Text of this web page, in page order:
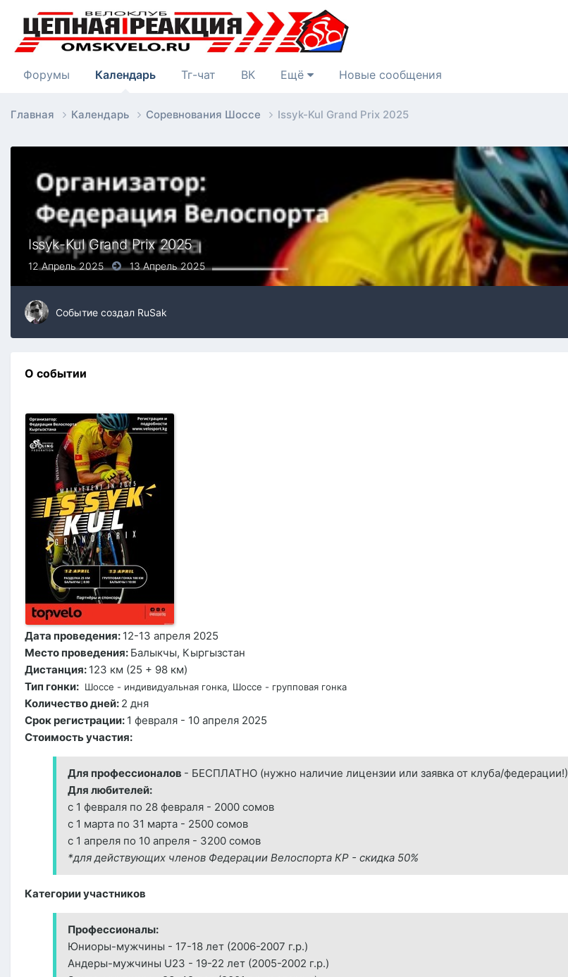
Форумы Календарь Тг-чат ВК Ещё Новые сообщения
Главная Календарь Соревнования Шоссе Issyk-Kul Grand Prix 2025
Issyk-Kul Grand Prix 2025
12 Апрель 2025 13 Апрель 2025
Событие создал RuSak
О событии
Дата проведения: 12-13 апреля 2025
Место проведения: Балыкчы, Кыргызстан
Дистанция: 123 км (25 + 98 км)
Тип гонки: Шоссе - индивидуальная гонка, Шоссе - групповая гонка
Количество дней: 2 дня
Срок регистрации: 1 февраля - 10 апреля 2025
Стоимость участия:
Для профессионалов - БЕСПЛАТНО (нужно наличие лицензии или заявка от клуба/федерации!)
Для любителей:
с 1 февраля по 28 февраля - 2000 сомов
с 1 марта по 31 марта - 2500 сомов
с 1 апреля по 10 апреля - 3200 сомов
*для действующих членов Федерации Велоспорта КР - скидка 50%
Категории участников
Профессионалы:
Юниоры-мужчины - 17-18 лет (2006-2007 г.р.)
Андеры-мужчины U23 - 19-22 лет (2005-2002 г.р.)